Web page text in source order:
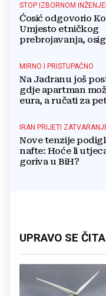
STOP IZBORNOM
Ćosić odgovorio
Umjesto etničkog
prebrojavanja,
MIRNO I PRISTUPAČNO
Na Jadranu još
gdje apartman
eura, a ručati za
IRAN PRIJETI
Nove tenzije
nafte: Hoće li
goriva u BiH?
UPRAVO SE ČITA